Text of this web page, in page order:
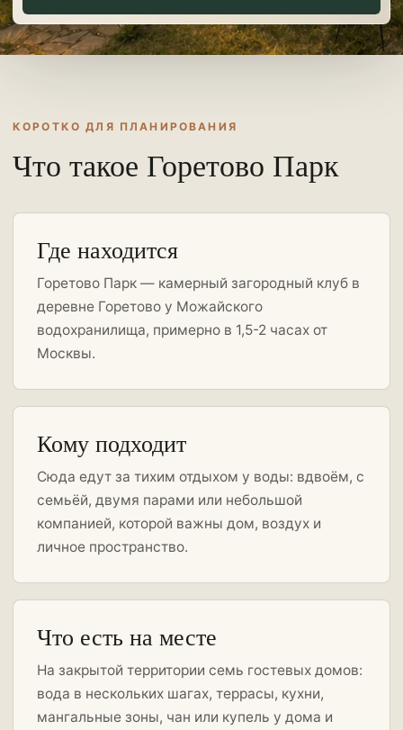
КОРОТКО ДЛЯ ПЛАНИРОВАНИЯ
Что такое Горетово Парк
Где находится
Горетово Парк — камерный загородный клуб в
деревне Горетово у Можайского
водохранилища, примерно в 1,5-2 часах от
Москвы.
Кому подходит
Сюда едут за тихим отдыхом у воды: вдвоём, с
семьёй, двумя парами или небольшой
компанией, которой важны дом, воздух и
личное пространство.
Что есть на месте
На закрытой территории семь гостевых домов:
вода в нескольких шагах, террасы, кухни,
мангальные зоны, чан или купель у дома и